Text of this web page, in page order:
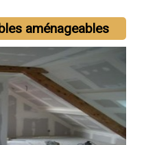
aménageables